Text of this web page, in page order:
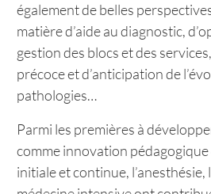
également de belles
matière d’aide au diagnostic,
gestion des blocs et des
précoce et d’anticipation de
pathologies…
Parmi les premières à
comme innovation
initiale et continue,